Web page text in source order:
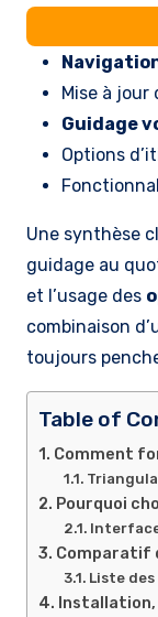
Mise à jour
Guidage
Options
Une synthèse
guidage au
et l’usage des
combinaison
toujours
Table of
Comment
Pourquoi
Comparatif
Liste
Installation,